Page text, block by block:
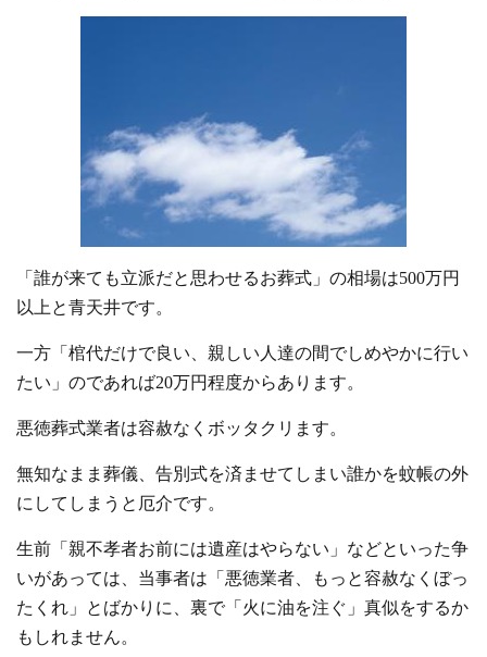
「誰が来ても立派だと思わせるお葬式」の相場は500万円
以上と青天井です。
一方「棺代だけで良い、親しい人達の間でしめやかに行い
たい」のであれば20万円程度からあります。
悪徳葬式業者は容赦なくボッタクリます。
無知なまま葬儀、告別式を済ませてしまい誰かを蚊帳の外
にしてしまうと厄介です。
生前「親不孝者お前には遺産はやらない」などといった争
いがあっては、当事者は「悪徳業者、もっと容赦なくぼっ
たくれ」とばかりに、裏で「火に油を注ぐ」真似をするか
もしれません。